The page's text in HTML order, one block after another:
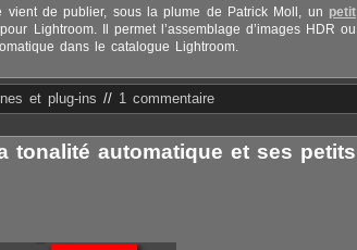
vient de publier, sous la plume de Patrick Moll, un petit
Lightroom. Il permet l’assemblage d’images HDR ou
dans le catalogue Lightroom.
et plug-ins // 1 commentaire
tonalité automatique et ses petits